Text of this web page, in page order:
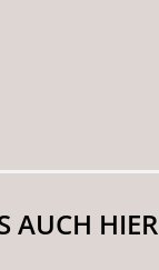
AUCH HIER